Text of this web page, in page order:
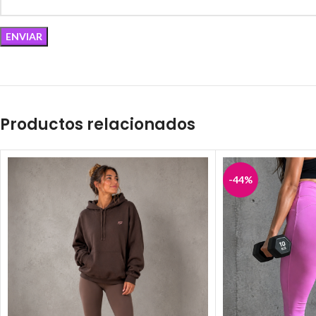
Productos relacionados
-44%